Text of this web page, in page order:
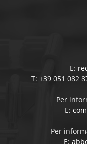
E:
T: +39 051 082
Per
E:
Per
E: